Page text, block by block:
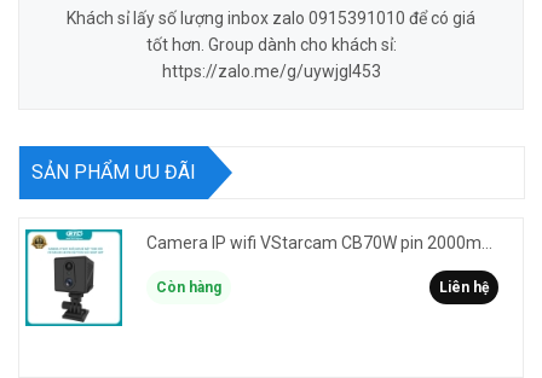
Khách sỉ lấy số lượng inbox zalo 0915391010 để có giá
tốt hơn. Group dành cho khách sỉ:
https://zalo.me/g/uywjgl453
SẢN PHẨM ƯU ĐÃI
Còn hàng Liên hệ